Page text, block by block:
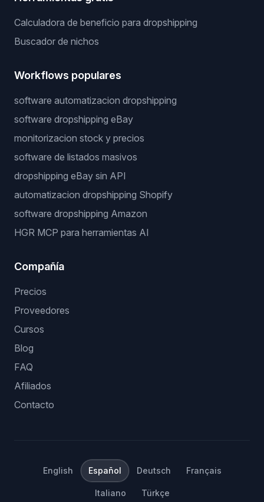
Calculadora de beneficio para dropshipping
Buscador de nichos
Workflows populares
software automatizacion dropshipping
software dropshipping eBay
monitorizacion stock y precios
software de listados masivos
dropshipping eBay sin API
automatizacion dropshipping Shopify
software dropshipping Amazon
HGR MCP para herramientas AI
Compañía
Precios
Proveedores
Cursos
Blog
FAQ
Afiliados
Contacto
English Español Deutsch Français
Italiano Türkçe